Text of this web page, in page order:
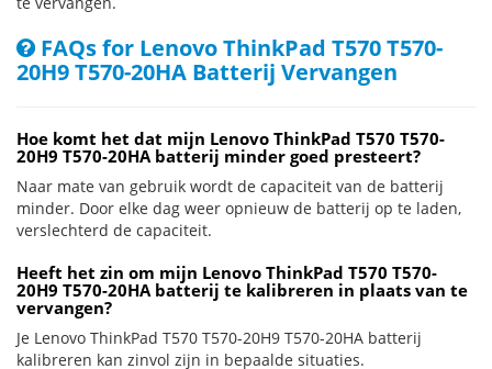
FAQs for Lenovo ThinkPad T570 T570-
20H9 T570-20HA Batterij Vervangen
Hoe komt het dat mijn Lenovo ThinkPad T570 T570-
20H9 T570-20HA batterij minder goed presteert?
Naar mate van gebruik wordt de capaciteit van de batterij
minder. Door elke dag weer opnieuw de batterij op te laden,
verslechterd de capaciteit.
Heeft het zin om mijn Lenovo ThinkPad T570 T570-
20H9 T570-20HA batterij te kalibreren in plaats van te
vervangen?
Je Lenovo ThinkPad T570 T570-20H9 T570-20HA batterij
kalibreren kan zinvol zijn in bepaalde situaties.